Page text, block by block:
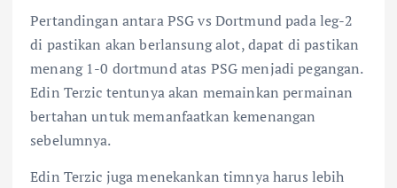
Pertandingan antara PSG vs Dortmund pada leg-2
di pastikan akan berlansung alot, dapat di pastikan
menang 1-0 dortmund atas PSG menjadi pegangan.
Edin Terzic tentunya akan memainkan permainan
bertahan untuk memanfaatkan kemenangan
sebelumnya.
Edin Terzic juga menekankan timnya harus lebih